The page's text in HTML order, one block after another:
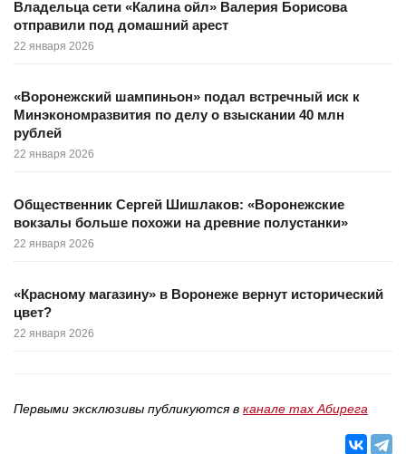
Владельца сети «Калина ойл» Валерия Борисова
отправили под домашний арест
22 января 2026
«Воронежский шампиньон» подал встречный иск к
Минэкономразвития по делу о взыскании 40 млн
рублей
22 января 2026
Общественник Сергей Шишлаков: «Воронежские
вокзалы больше похожи на древние полустанки»
22 января 2026
«Красному магазину» в Воронеже вернут исторический
цвет?
22 января 2026
Первыми эксклюзивы публикуются в канале max Абирега